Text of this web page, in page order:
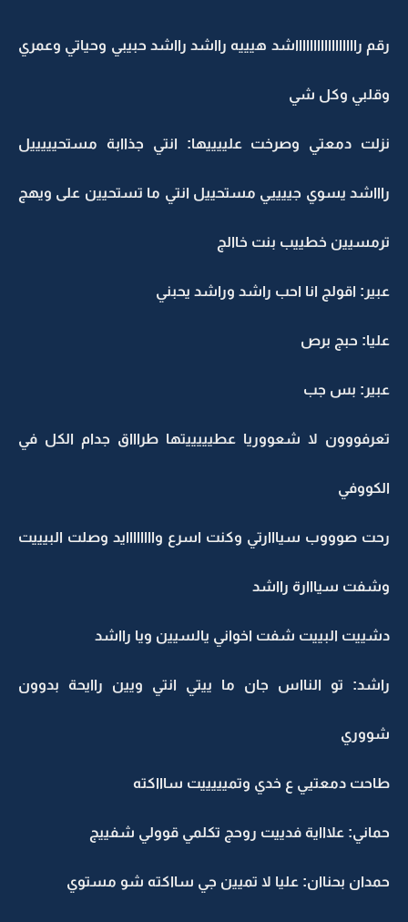
رقم راااااااااااااااااشد هيييه رااشد رااشد حبيبي وحياتي وعمري
وقلبي وكل شي
نزلت دمعتي وصرخت علييييها: انتي جذاابة مستحيييييل
راااشد يسوي جييييي مستحييل انتي ما تستحيين على ويهج
ترمسيين خطييب بنت خاالج
عبير: اقولج انا احب راشد وراشد يحبني
عليا: حبج برص
عبير: بس جب
تعرفووون لا شعووريا عطيييييتها طراااق جدام الكل في
الكووفي
رحت صوووب سيااارتي وكنت اسرع واااااااايد وصلت البيييت
وشفت سيااارة رااشد
دشييت البييت شفت اخواني يالسيين ويا رااشد
راشد: تو النااس جان ما ييتي انتي ويين راايحة بدوون
شووري
طاحت دمعتيي ع خدي وتميييييت ساااكته
حماني: علاااية فدييت روحج تكلمي قوولي شفييج
حمدان بحناان: عليا لا تميين جي سااكته شو مستوي